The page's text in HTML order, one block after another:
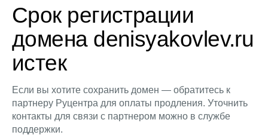
Срок регистрации
домена denisyakovlev.ru
истек
Если вы хотите сохранить домен — обратитесь к
партнеру Руцентра для оплаты продления. Уточнить
контакты для связи с партнером можно в службе
поддержки.